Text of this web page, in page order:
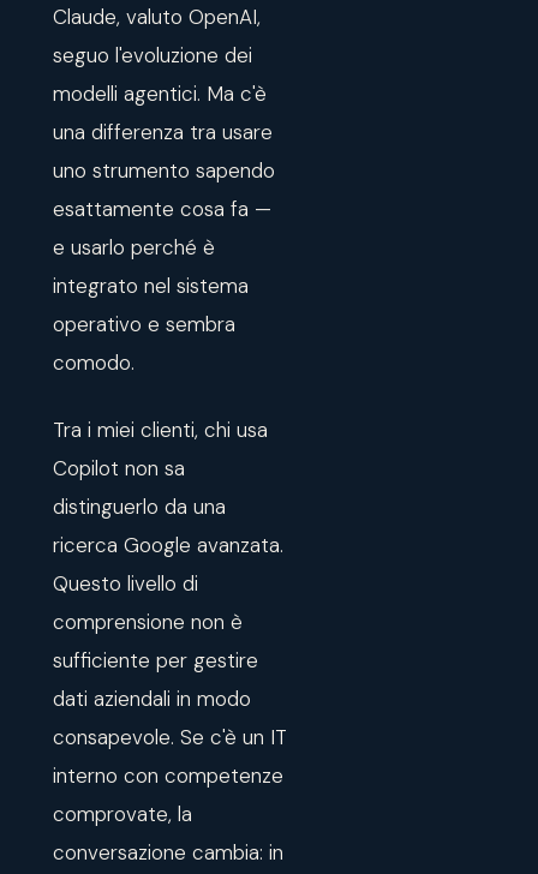
Claude, valuto OpenAI,
seguo l'evoluzione dei
modelli agentici. Ma c'è
una differenza tra usare
uno strumento sapendo
esattamente cosa fa —
e usarlo perché è
integrato nel sistema
operativo e sembra
comodo.
Tra i miei clienti, chi usa
Copilot non sa
distinguerlo da una
ricerca Google avanzata.
Questo livello di
comprensione non è
sufficiente per gestire
dati aziendali in modo
consapevole. Se c'è un IT
interno con competenze
comprovate, la
conversazione cambia: in